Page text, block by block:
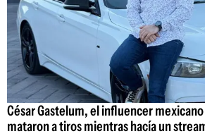
César Gastelum, el influencer mexicano
mataron a tiros mientras hacía un